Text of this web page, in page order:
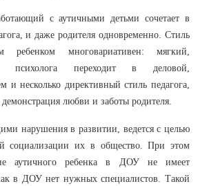
с аутичными детьми сочетает в
и даже родителя одновременно. Стиль
многовариативен: мягкий,
психолога переходит в деловой,
и несколько директивный стиль педагога,
любви и заботы родителя.
нарушения в развитии, ведется с целью
социализации их в общество. При этом
аутичного ребенка в ДОУ не имеет
в ДОУ нет нужных специалистов. Такой